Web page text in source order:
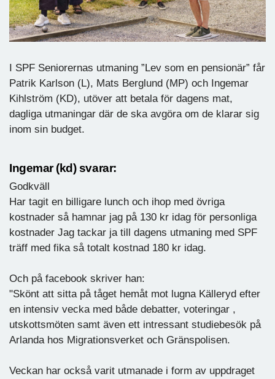
I SPF Seniorernas utmaning ”Lev som en pensionär” får
Patrik Karlson (L), Mats Berglund (MP) och Ingemar
Kihlström (KD), utöver att betala för dagens mat,
dagliga utmaningar där de ska avgöra om de klarar sig
inom sin budget.
Ingemar (kd) svarar:
Godkväll
Har tagit en billigare lunch och ihop med övriga
kostnader så hamnar jag på 130 kr idag för personliga
kostnader Jag tackar ja till dagens utmaning med SPF
träff med fika så totalt kostnad 180 kr idag.
Och på facebook skriver han:
"Skönt att sitta på tåget hemåt mot lugna Källeryd efter
en intensiv vecka med både debatter, voteringar ,
utskottsmöten samt även ett intressant studiebesök på
Arlanda hos Migrationsverket och Gränspolisen.
Veckan har också varit utmanade i form av uppdraget